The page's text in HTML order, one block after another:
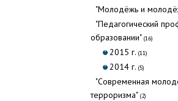
"Молодёжь и
"Педагогический
образовании" (16)
2015 г. (11)
2014 г. (5)
"Современная
терроризма" (2)